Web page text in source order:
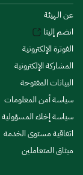
عن الهيئة
انضم إلينا
الفوترة الإلكترونية
المشاركة الإلكترونية
البيانات المفتوحة
سياسة أمن المعلومات
سياسة إخلاء المسؤولية
اتفاقية مستوى الخدمة
ميثاق المتعاملين